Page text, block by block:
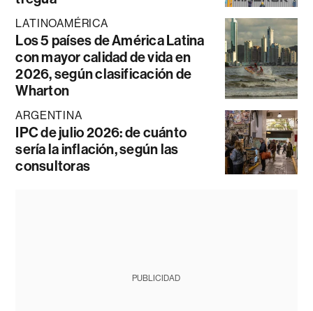
LATINOAMÉRICA
Los 5 países de América Latina
con mayor calidad de vida en
2026, según clasificación de
Wharton
ARGENTINA
IPC de julio 2026: de cuánto
sería la inflación, según las
consultoras
PUBLICIDAD